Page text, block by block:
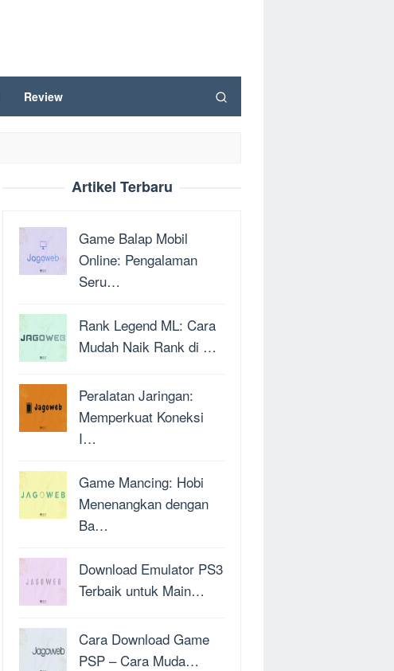
Review
Artikel Terbaru
Game Balap Mobil
Online: Pengalaman
Seru…
Rank Legend ML: Cara
Mudah Naik Rank di …
Peralatan Jaringan:
Memperkuat Koneksi
I…
Game Mancing: Hobi
Menenangkan dengan
Ba…
Download Emulator PS3
Terbaik untuk Main…
Cara Download Game
PSP – Cara Muda…